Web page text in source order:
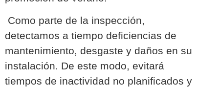
Como parte de la inspección,
detectamos a tiempo deficiencias de
mantenimiento, desgaste y daños en su
instalación. De este modo, evitará
tiempos de inactividad no planificados y